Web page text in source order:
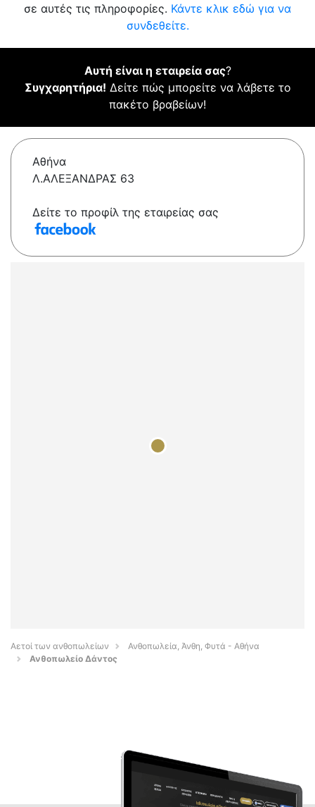
σε αυτές τις πληροφορίες. Κάντε κλικ εδώ για να
συνδεθείτε.
Αυτή είναι η εταιρεία σας?
Συγχαρητήρια! Δείτε πώς μπορείτε να λάβετε το
πακέτο βραβείων!
Αθήνα
Λ.ΑΛΕΞΑΝΔΡΑΣ 63
Δείτε το προφίλ της εταιρείας σας
Αετοί των ανθοπωλείων
Ανθοπωλεία, Άνθη, Φυτά - Αθήνα
Ανθοπωλείο Δάντος